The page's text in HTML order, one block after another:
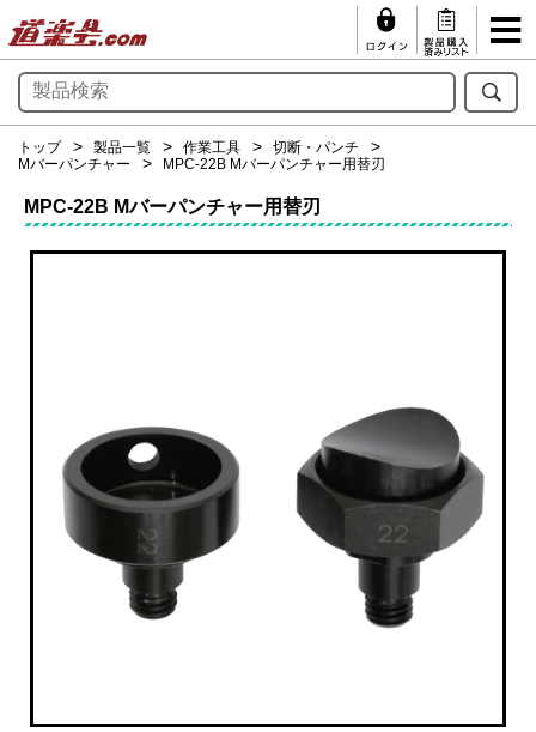
トップ 製品一覧 作業工具
切断・パンチ
Mバーパンチャー
MPC-22B Mバーパンチャー用替刃
MPC-22B Mバーパンチャー用替刃